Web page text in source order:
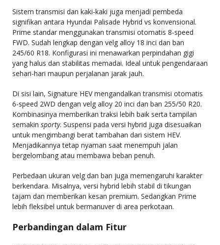
Sistem transmisi dan kaki-kaki juga menjadi pembeda
signifikan antara Hyundai Palisade Hybrid vs konvensional.
Prime standar menggunakan transmisi otomatis 8-speed
FWD. Sudah lengkap dengan velg alloy 18 inci dan ban
245/60 R18. Konfigurasi ini menawarkan perpindahan gigi
yang halus dan stabilitas memadai. Ideal untuk pengendaraan
sehari-hari maupun perjalanan jarak jauh.
Di sisi lain, Signature HEV mengandalkan transmisi otomatis
6-speed 2WD dengan velg alloy 20 inci dan ban 255/50 R20.
Kombinasinya memberikan traksi lebih baik serta tampilan
semakin sporty. Suspensi pada versi hybrid juga disesuaikan
untuk mengimbangi berat tambahan dari sistem HEV.
Menjadikannya tetap nyaman saat menempuh jalan
bergelombang atau membawa beban penuh.
Perbedaan ukuran velg dan ban juga memengaruhi karakter
berkendara. Misalnya, versi hybrid lebih stabil di tikungan
tajam dan memberikan kesan premium. Sedangkan Prime
lebih fleksibel untuk bermanuver di area perkotaan.
Perbandingan dalam Fitur